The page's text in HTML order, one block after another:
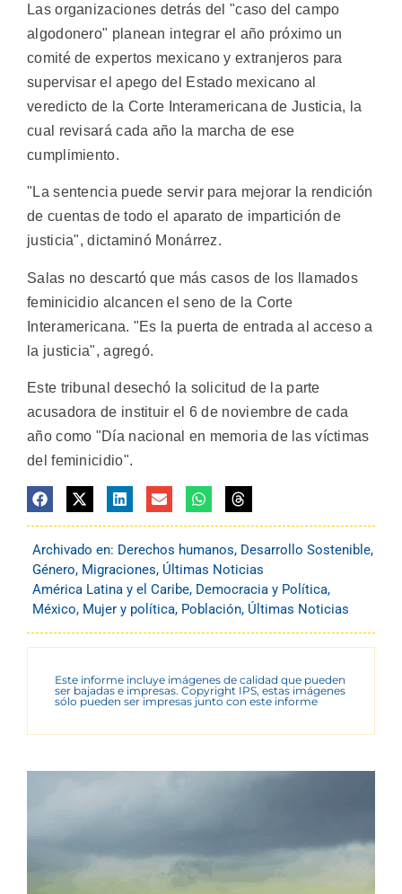
Las organizaciones detrás del "caso del campo
algodonero" planean integrar el año próximo un
comité de expertos mexicano y extranjeros para
supervisar el apego del Estado mexicano al
veredicto de la Corte Interamericana de Justicia, la
cual revisará cada año la marcha de ese
cumplimiento.
"La sentencia puede servir para mejorar la rendición
de cuentas de todo el aparato de impartición de
justicia", dictaminó Monárrez.
Salas no descartó que más casos de los llamados
feminicidio alcancen el seno de la Corte
Interamericana. "Es la puerta de entrada al acceso a
la justicia", agregó.
Este tribunal desechó la solicitud de la parte
acusadora de instituir el 6 de noviembre de cada
año como "Día nacional en memoria de las víctimas
del feminicidio".
Archivado en: Derechos humanos, Desarrollo Sostenible,
Género, Migraciones, Últimas Noticias
América Latina y el Caribe, Democracia y Política,
México, Mujer y política, Población, Últimas Noticias
Este informe incluye imágenes de calidad que pueden
ser bajadas e impresas. Copyright IPS, estas imágenes
sólo pueden ser impresas junto con este informe